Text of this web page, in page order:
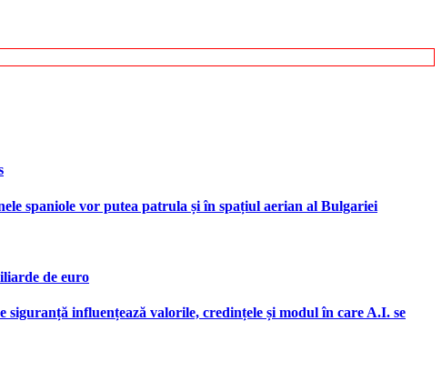
spaniole vor putea patrula și în spațiul aerian al Bulgariei
de euro
influențează valorile, credințele și modul în care A.I. se